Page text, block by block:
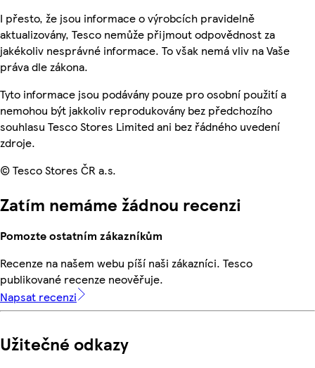
I přesto, že jsou informace o výrobcích pravidelně
aktualizovány, Tesco nemůže přijmout odpovědnost za
jakékoliv nesprávné informace. To však nemá vliv na Vaše
práva dle zákona.
Tyto informace jsou podávány pouze pro osobní použití a
nemohou být jakkoliv reprodukovány bez předchozího
souhlasu Tesco Stores Limited ani bez řádného uvedení
zdroje.
© Tesco Stores ČR a.s.
Zatím nemáme žádnou recenzi
Pomozte ostatním zákazníkům
Recenze na našem webu píší naši zákazníci. Tesco
publikované recenze neověřuje.
Napsat recenzi
Užitečné odkazy